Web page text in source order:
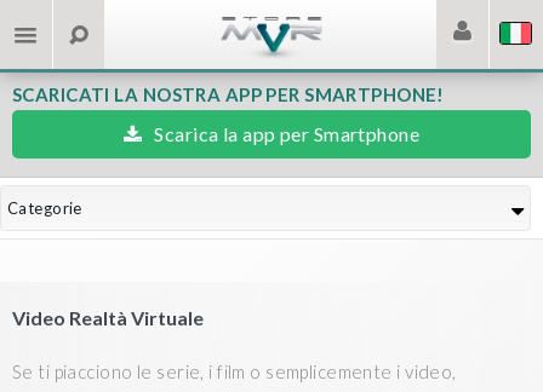
SCARICATI LA NOSTRA APP PER SMARTPHONE!
Scarica la app per Smartphone
Categorie
Video Realtà Virtuale
Se ti piacciono le serie, i film o semplicemente i video,